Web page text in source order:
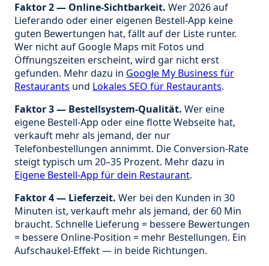
Faktor 2 — Online-Sichtbarkeit. Wer 2026 auf
Lieferando oder einer eigenen Bestell-App keine
guten Bewertungen hat, fällt auf der Liste runter.
Wer nicht auf Google Maps mit Fotos und
Öffnungszeiten erscheint, wird gar nicht erst
gefunden. Mehr dazu in Google My Business für
Restaurants und Lokales SEO für Restaurants.
Faktor 3 — Bestellsystem-Qualität. Wer eine
eigene Bestell-App oder eine flotte Webseite hat,
verkauft mehr als jemand, der nur
Telefonbestellungen annimmt. Die Conversion-Rate
steigt typisch um 20–35 Prozent. Mehr dazu in
Eigene Bestell-App für dein Restaurant.
Faktor 4 — Lieferzeit. Wer bei den Kunden in 30
Minuten ist, verkauft mehr als jemand, der 60 Min
braucht. Schnelle Lieferung = bessere Bewertungen
= bessere Online-Position = mehr Bestellungen. Ein
Aufschaukel-Effekt — in beide Richtungen.